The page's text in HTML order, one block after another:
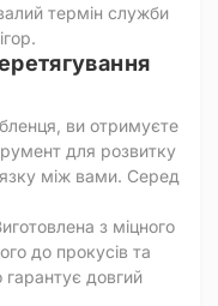
термін служби
ви отримуєте
для розвитку
між вами. Серед
з міцного
до прокусів та
довгий